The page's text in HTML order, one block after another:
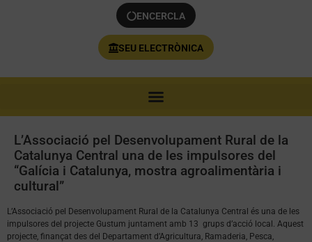
ENCERCLA
SEU ELECTRÒNICA
L’Associació pel Desenvolupament Rural de la
Catalunya Central una de les impulsores del
“Galícia i Catalunya, mostra agroalimentària i
cultural”
L’Associació pel Desenvolupament Rural de la Catalunya Central és una de les
impulsores del projecte Gustum juntament amb 13 grups d’acció local. Aquest
projecte, finançat des del Departament d’Agricultura, Ramaderia, Pesca,